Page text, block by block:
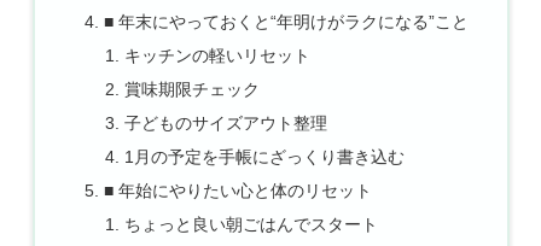
■ 年末にやっておくと“年明けがラクになる”こと
キッチンの軽いリセット
賞味期限チェック
子どものサイズアウト整理
1月の予定を手帳にざっくり書き込む
■ 年始にやりたい心と体のリセット
ちょっと良い朝ごはんでスタート